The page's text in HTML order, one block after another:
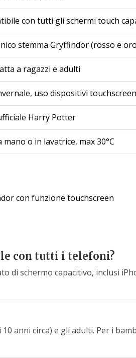
con tutti gli schermi touch
stemma Gryffindor (rosso e
a ragazzi e adulti
uso dispositivi
Harry Potter
mano o in lavatrice, max 30°C
con funzione touchscreen
con tutti i telefoni?
di schermo capacitivo, inclusi
anni circa) e gli adulti. Per i